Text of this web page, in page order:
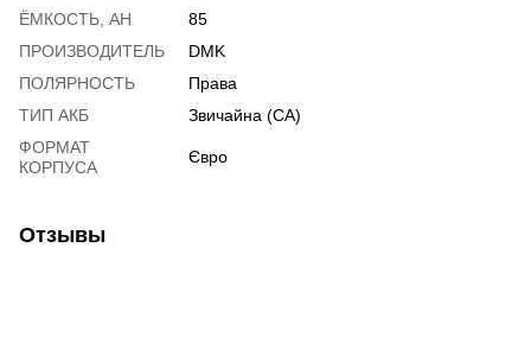
ЁМКОСТЬ, АH
85
ПРОИЗВОДИТЕЛЬ
DMK
ПОЛЯРНОСТЬ
Права
ТИП АКБ
Звичайна (CA)
ФОРМАТ
КОРПУСА
Євро
Отзывы